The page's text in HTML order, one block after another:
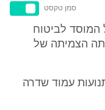
סמן טקסט
לביטוח
הצמיתה של
עמוד שדרה